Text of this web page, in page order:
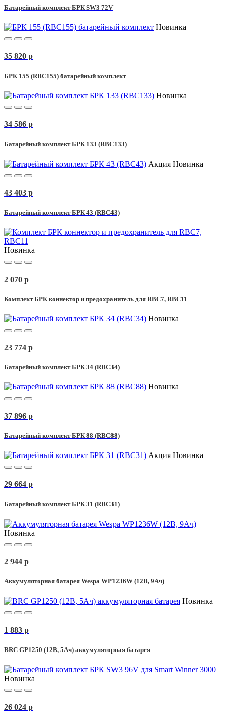
Батарейный комплект БРК SW3 72V
Новинка
35 820 p
БРК 155 (RBC155) батарейный комплект
Новинка
34 586 p
Батарейный комплект БРК 133 (RBC133)
Акция Новинка
43 403 p
Батарейный комплект БРК 43 (RBC43)
Новинка
2 070 p
Комплект БРК коннектор и предохранитель для RBC7, RBC11
Новинка
23 774 p
Батарейный комплект БРК 34 (RBC34)
Новинка
37 896 p
Батарейный комплект БРК 88 (RBC88)
Акция Новинка
29 664 p
Батарейный комплект БРК 31 (RBC31)
Новинка
2 944 p
Аккумуляторная батарея Wespa WP1236W (12В, 9Ач)
Новинка
1 883 p
BRC GP1250 (12В, 5Ач) аккумуляторная батарея
Новинка
26 024 p